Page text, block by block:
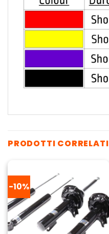
PRODOTTI CORRELATI
-10%